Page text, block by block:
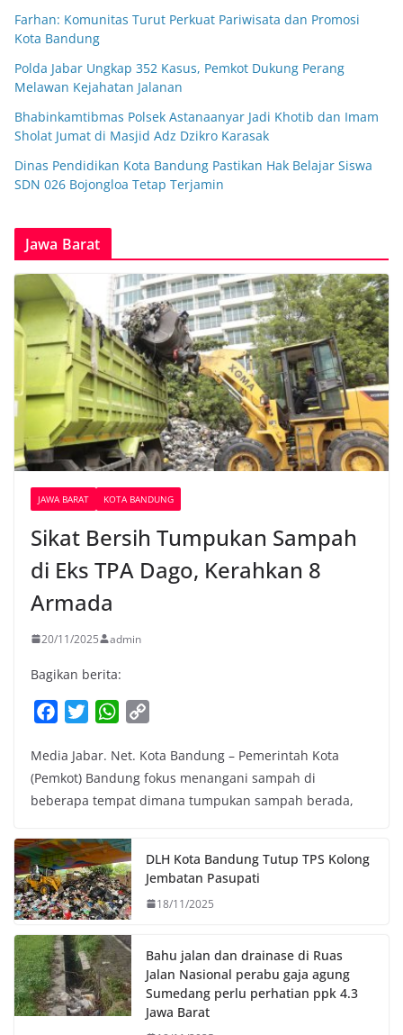
Farhan: Komunitas Turut Perkuat Pariwisata dan Promosi
Kota Bandung
Polda Jabar Ungkap 352 Kasus, Pemkot Dukung Perang
Melawan Kejahatan Jalanan
Bhabinkamtibmas Polsek Astanaanyar Jadi Khotib dan Imam
Sholat Jumat di Masjid Adz Dzikro Karasak
Dinas Pendidikan Kota Bandung Pastikan Hak Belajar Siswa
SDN 026 Bojongloa Tetap Terjamin
Jawa Barat
JAWA BARAT KOTA BANDUNG
Sikat Bersih Tumpukan Sampah
di Eks TPA Dago, Kerahkan 8
Armada
20/11/2025 admin
Bagikan berita:
c
e
b
o
k
i
t
t
r
W
a
t
s
p
p
p
y
L
n
k
Media Jabar. Net. Kota Bandung – Pemerintah Kota
(Pemkot) Bandung fokus menangani sampah di
beberapa tempat dimana tumpukan sampah berada,
DLH Kota Bandung Tutup TPS Kolong
Jembatan Pasupati
18/11/2025
Bahu jalan dan drainase di Ruas
Jalan Nasional perabu gaja agung
Sumedang perlu perhatian ppk 4.3
Jawa Barat